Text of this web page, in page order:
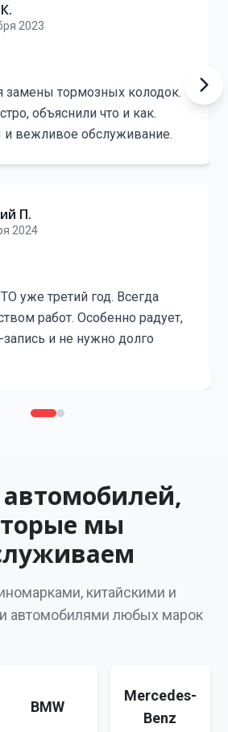
2023
замены тормозных колодок.
объяснили что и как.
вежливое обслуживание.
П.
2024
уже третий год. Всегда
работ. Особенно радует,
запись и не нужно долго
мы
китайскими и
автомобилями любых марок
BMW
Mercedes-
Benz